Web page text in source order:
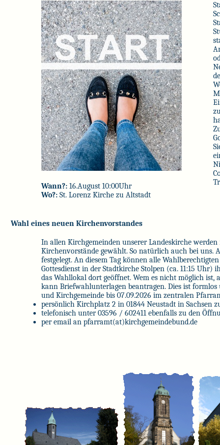
Wann?: 16.August 10:00Uhr
Wo?: St. Lorenz Kirche zu Altstadt
Wahl eines neuen Kirchenvorstandes
In allen Kirchgemeinden unserer Landeskirche werden
Kirchenvorstände gewählt. So natürlich auch bei uns.
festgelegt. An diesem Tag können alle
Gottesdienst in der Stadtkirche Stolpen (ca. 11:15 Uhr)
das Wahllokal dort geöffnet. Wem es nicht möglich ist,
kann Briefwahlunterlagen beantragen. Dies ist
und Kirchgemeinde bis 07.09.2026 im zentralen
persönlich Kirchplatz 2 in 01844 Neustadt in Sachsen
telefonisch unter 03596 / 602411 ebenfalls zu den
per email an pfarramt(at)kirchgemeindebund.de